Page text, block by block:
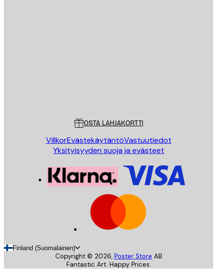
OSTA LAHJAKORTTI
VillkorEvästekäytäntöVastuutiedot
Yksityisyyden suoja ja evästeet
Finland (Suomalainen)
Copyright © 2026, Poster Store AB
Fantastic Art. Happy Prices.